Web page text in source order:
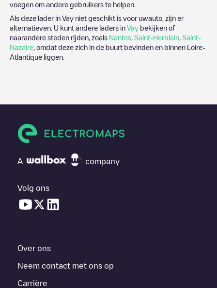
voegen om andere gebruikers te helpen.
Als deze lader in Vay niet geschikt is voor uwauto, zijn er
alternatieven. U kunt andere laders in Vay bekijken of
naarandere steden rijden, zoals Nantes Saint-Herblain Saint-
Nazaire , omdat deze zich in de buurt bevinden en binnen Loire-
Atlantique liggen.
A company
Volg ons
Over ons
Neem contact met ons op
Carrière